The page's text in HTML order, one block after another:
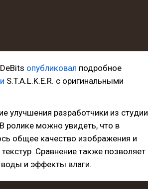
опубликовал подробное
S.T.A.L.K.E.R. с оригинальными
улучшения разработчики из студии
ролике можно увидеть, что в
общее качество изображения и
Сравнение также позволяет
и эффекты влаги.